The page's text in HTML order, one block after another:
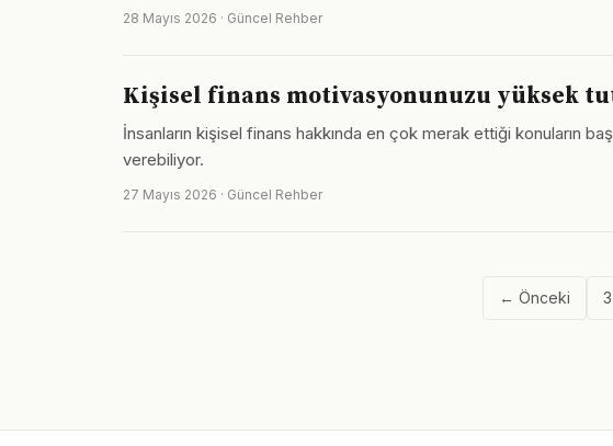
28 Mayıs 2026 · Güncel Rehber
Kişisel finans motivasyonunuzu yüksek
İnsanların kişisel finans hakkında en çok merak ettiği konuların
verebiliyor.
27 Mayıs 2026 · Güncel Rehber
← Önceki 3